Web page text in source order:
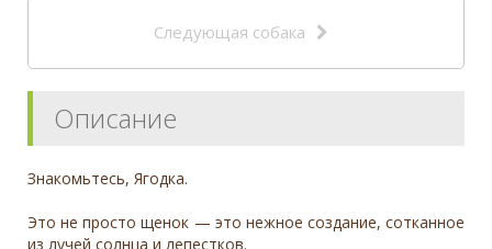
Следующая собака
Описание
Знакомьтесь, Ягодка.
Это не просто щенок — это нежное создание, сотканное
из лучей солнца и лепестков.